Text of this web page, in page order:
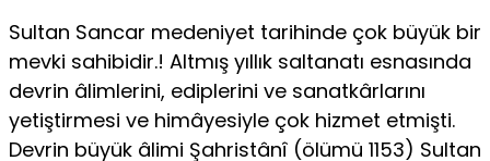
Sultan Sancar medeniyet tarihinde çok büyük bir
mevki sahibidir.! Altmış yıllık saltanatı esnasında
devrin âlimlerini, ediplerini ve sanatkârlarını
yetiştirmesi ve himâyesiyle çok hizmet etmişti.
Devrin büyük âlimi Şahristânî (ölümü 1153) Sultan